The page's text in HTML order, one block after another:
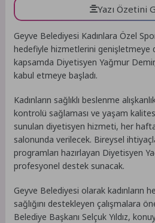
Yazı Özetini
Geyve Belediyesi Kadınlara Özel
hedefiyle hizmetlerini genişletmeye
kapsamda Diyetisyen Yağmur
kabul etmeye başladı.
Kadınların sağlıklı beslenme
kontrolü sağlaması ve yaşam
sunulan diyetisyen hizmeti, her
salonunda verilecek. Bireysel
programları hazırlayan Diyetisyen
profesyonel destek sunacak.
Geyve Belediyesi olarak kadınların
sağlığını destekleyen çalışmalara
Belediye Başkanı Selçuk Yıldız,